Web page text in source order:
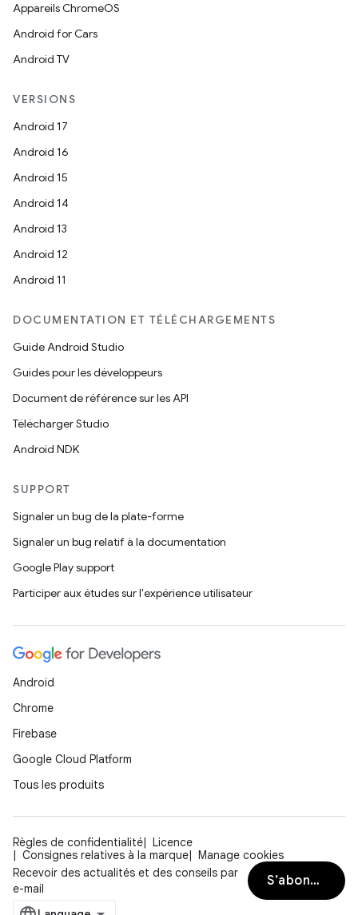
Appareils ChromeOS
Android for Cars
Android TV
VERSIONS
Android 17
Android 16
Android 15
Android 14
Android 13
Android 12
Android 11
DOCUMENTATION ET TÉLÉCHARGEMENTS
Guide Android Studio
Guides pour les développeurs
Document de référence sur les API
Télécharger Studio
Android NDK
SUPPORT
Signaler un bug de la plate-forme
Signaler un bug relatif à la documentation
Google Play support
Participer aux études sur l'expérience utilisateur
Android
Chrome
Firebase
Google Cloud Platform
Tous les produits
Règles de confidentialité
Licence
Consignes relatives à la marque
Manage cookies
Recevoir des actualités et des conseils par
e-mail
S’abonner